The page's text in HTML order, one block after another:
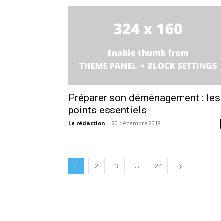
Préparer son déménagement : les
points essentiels
La rédaction - 20 décembre 2018
1 2 3 ... 24